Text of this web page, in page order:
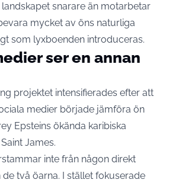
snarare än motarbetar
mycket av öns naturliga
som lyxboenden introduceras.
ser en annan
projektet intensifierades efter att
medier började jämföra ön
Epsteins ökända karibiska
James.
inte från någon direkt
två öarna. I stället fokuserade